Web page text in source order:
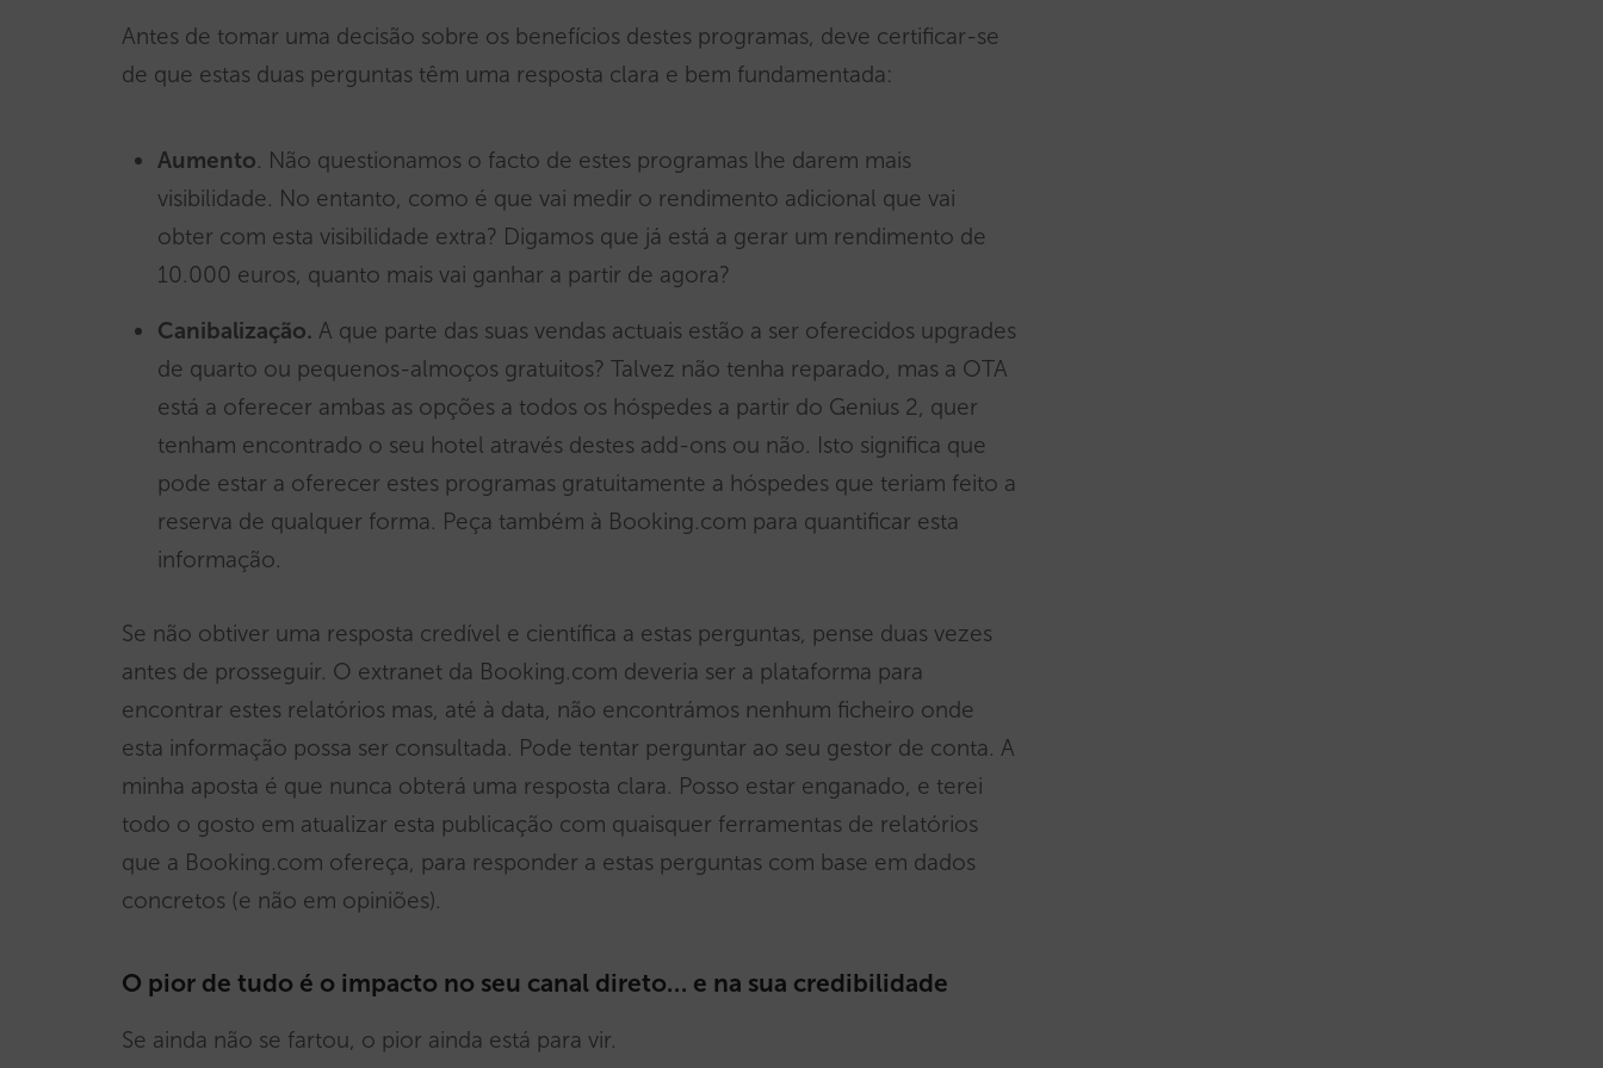
Antes de tomar uma decisão sobre os benefícios destes programas, deve certificar-se
de que estas duas perguntas têm uma resposta clara e bem fundamentada:
Aumento. Não questionamos o facto de estes programas lhe darem mais
visibilidade. No entanto, como é que vai medir o rendimento adicional que vai
obter com esta visibilidade extra? Digamos que já está a gerar um rendimento de
10.000 euros, quanto mais vai ganhar a partir de agora?
Canibalização. A que parte das suas vendas actuais estão a ser oferecidos upgrades
de quarto ou pequenos-almoços gratuitos? Talvez não tenha reparado, mas a OTA
está a oferecer ambas as opções a todos os hóspedes a partir do Genius 2, quer
tenham encontrado o seu hotel através destes add-ons ou não. Isto significa que
pode estar a oferecer estes programas gratuitamente a hóspedes que teriam feito a
reserva de qualquer forma. Peça também à Booking.com para quantificar esta
informação.
Se não obtiver uma resposta credível e científica a estas perguntas, pense duas vezes
antes de prosseguir. O extranet da Booking.com deveria ser a plataforma para
encontrar estes relatórios mas, até à data, não encontrámos nenhum ficheiro onde
esta informação possa ser consultada. Pode tentar perguntar ao seu gestor de conta. A
minha aposta é que nunca obterá uma resposta clara. Posso estar enganado, e terei
todo o gosto em atualizar esta publicação com quaisquer ferramentas de relatórios
que a Booking.com ofereça, para responder a estas perguntas com base em dados
concretos (e não em opiniões).
O pior de tudo é o impacto no seu canal direto… e na sua credibilidade
Se ainda não se fartou, o pior ainda está para vir.